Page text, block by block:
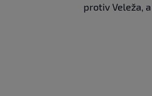
protiv Veleža,